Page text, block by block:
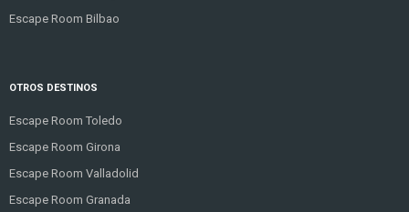
Escape Room Bilbao
OTROS DESTINOS
Escape Room Toledo
Escape Room Girona
Escape Room Valladolid
Escape Room Granada